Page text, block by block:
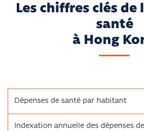
Les chiffres clés de
santé
à Hong
Dépenses de santé par habitant
Indexation annuelle des dépenses